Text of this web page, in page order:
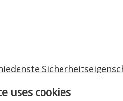
uses cookies
und stimmt mit
1398 überein.